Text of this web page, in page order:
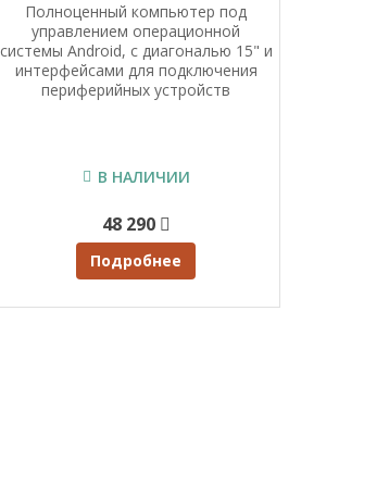
Полноценный компьютер под
управлением операционной
системы Android, с диагональю 15" и
интерфейсами для подключения
периферийных устройств
В НАЛИЧИИ
48 290
Подробнее